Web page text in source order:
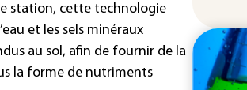
station, cette technologie
et les sels minéraux
au sol, afin de fournir de la
la forme de nutriments